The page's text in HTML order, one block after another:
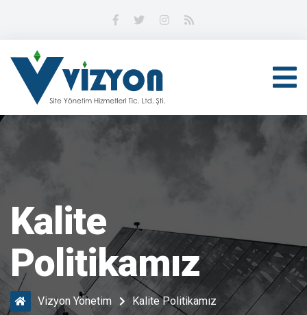
Kalite
Politikamız
Vizyon Yönetim Kalite Politikamız